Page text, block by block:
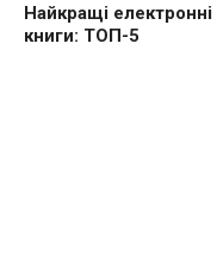
Найкращі електронні
книги: ТОП-5